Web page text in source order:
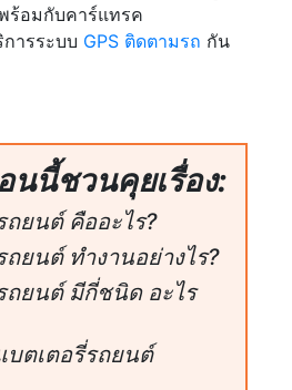
ร้อมกับคาร์แทรค
การระบบ GPS ติดตามรถ กัน
นนี้ชวนคุยเรื่อง:
ถยนต์ คืออะไร?
ถยนต์ ทำงานอย่างไร?
ถยนต์ มีกี่ชนิด อะไร
บตเตอรี่รถยนต์